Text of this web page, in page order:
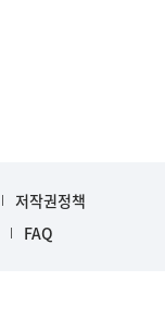
저작권정책
FAQ